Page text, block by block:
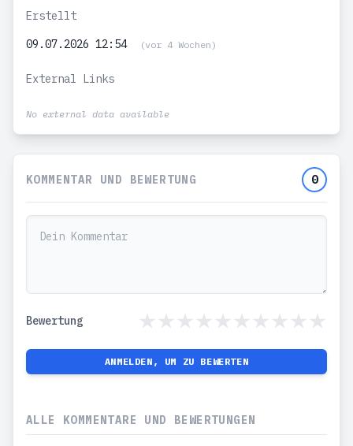
Erstellt
09.07.2026 12:54
(vor 4 Wochen)
External Links
No external data available
KOMMENTAR UND BEWERTUNG 0
Bewertung
ANMELDEN, UM ZU BEWERTEN
ALLE KOMMENTARE UND BEWERTUNGEN